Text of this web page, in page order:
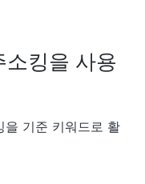
킹을 사용
을 기준 키워드로 활